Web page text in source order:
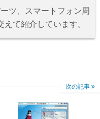
ツ、スマートフォン周
て紹介しています。
次の記事